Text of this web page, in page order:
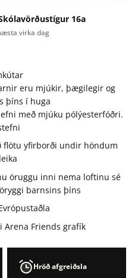
16a
virka dag
eru mjúkir, þægilegir og
þíns í huga
með mjúku pólýesterfóðri.
flötu yfirborði undir höndum
öruggu inni nema loftinu sé
barnsins þíns
Arena Friends grafík
Hröð afgreiðsla